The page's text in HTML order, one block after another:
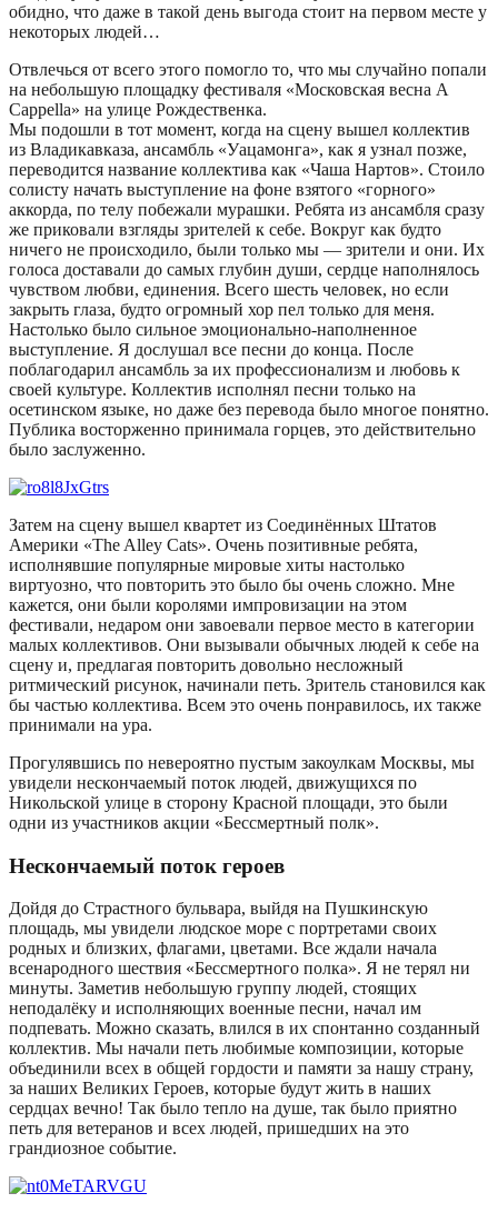
обидно, что даже в такой день выгода стоит на первом месте у
некоторых людей…
Отвлечься от всего этого помогло то, что мы случайно попали
на небольшую площадку фестиваля «Московская весна А
Cappella» на улице Рождественка.
Мы подошли в тот момент, когда на сцену вышел коллектив
из Владикавказа, ансамбль «Уацамонга», как я узнал позже,
переводится название коллектива как «Чаша Нартов». Стоило
солисту начать выступление на фоне взятого «горного»
аккорда, по телу побежали мурашки. Ребята из ансамбля сразу
же приковали взгляды зрителей к себе. Вокруг как будто
ничего не происходило, были только мы — зрители и они. Их
голоса доставали до самых глубин души, сердце наполнялось
чувством любви, единения. Всего шесть человек, но если
закрыть глаза, будто огромный хор пел только для меня.
Настолько было сильное эмоционально-наполненное
выступление. Я дослушал все песни до конца. После
поблагодарил ансамбль за их профессионализм и любовь к
своей культуре. Коллектив исполнял песни только на
осетинском языке, но даже без перевода было многое понятно.
Публика восторженно принимала горцев, это действительно
было заслуженно.
Затем на сцену вышел квартет из Соединённых Штатов
Америки «The Alley Cats». Очень позитивные ребята,
исполнявшие популярные мировые хиты настолько
виртуозно, что повторить это было бы очень сложно. Мне
кажется, они были королями импровизации на этом
фестивали, недаром они завоевали первое место в категории
малых коллективов. Они вызывали обычных людей к себе на
сцену и, предлагая повторить довольно несложный
ритмический рисунок, начинали петь. Зритель становился как
бы частью коллектива. Всем это очень понравилось, их также
принимали на ура.
Прогулявшись по невероятно пустым закоулкам Москвы, мы
увидели нескончаемый поток людей, движущихся по
Никольской улице в сторону Красной площади, это были
одни из участников акции «Бессмертный полк».
Нескончаемый поток героев
Дойдя до Страстного бульвара, выйдя на Пушкинскую
площадь, мы увидели людское море с портретами своих
родных и близких, флагами, цветами. Все ждали начала
всенародного шествия «Бессмертного полка». Я не терял ни
минуты. Заметив небольшую группу людей, стоящих
неподалёку и исполняющих военные песни, начал им
подпевать. Можно сказать, влился в их спонтанно созданный
коллектив. Мы начали петь любимые композиции, которые
объединили всех в общей гордости и памяти за нашу страну,
за наших Великих Героев, которые будут жить в наших
сердцах вечно! Так было тепло на душе, так было приятно
петь для ветеранов и всех людей, пришедших на это
грандиозное событие.